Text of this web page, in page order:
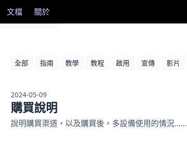
文檔 關於
全部 指南 教學 教程 啟用 宣傳 影片
2024-05-09
購買說明
說明購買渠道，以及購買後，多設備使用的情況……